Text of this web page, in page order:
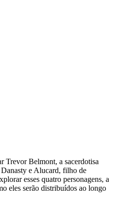
Trevor Belmont, a sacerdotisa
e Alucard, filho de
esses quatro personagens, a
eles serão distribuídos ao longo